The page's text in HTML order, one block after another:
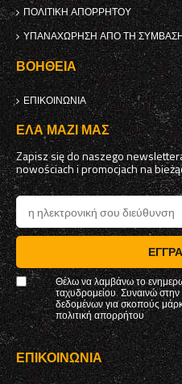
ΠΟΛΙΤΙΚΉ ΑΠΟΡΡΉΤΟΥ
ΥΠΑΝΑΧΏΡΗΣΗ ΑΠΌ ΤΗ
ΒΟΉΘΕΙΑ
ΕΠΙΚΟΙΝΩΝΊΑ
ΈΛΑ ΜΑΖΊ ΜΑΣ
Zapisz się do naszego
nowościach i promocjach na
Θέλω να λαμβάνω το
ταχυδρομείου. Συναινώ
δεδομένων για σκοπούς
πολιτική απορρήτου
ΕΠΙΚΟΙΝΩΝΊΑ